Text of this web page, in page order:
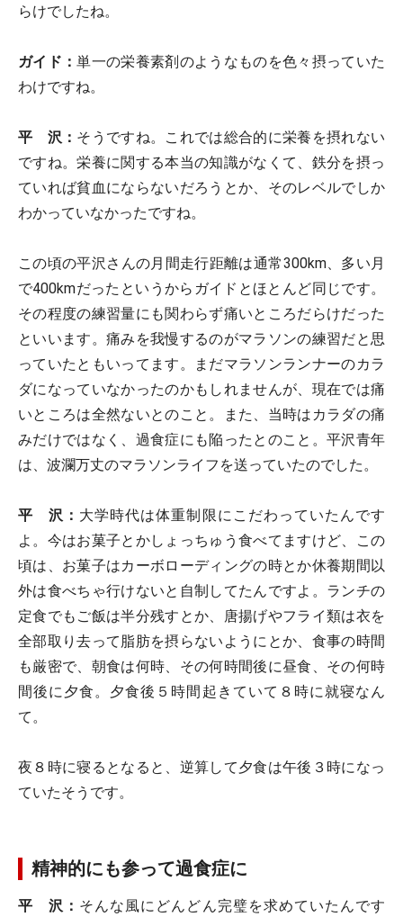
らけでしたね。
ガイド：単一の栄養素剤のようなものを色々摂っていた
わけですね。
平 沢： そうですね。これでは総合的に栄養を摂れない
ですね。栄養に関する本当の知識がなくて、鉄分を摂っ
ていれば貧血にならないだろうとか、そのレベルでしか
わかっていなかったですね。
この頃の平沢さんの月間走行距離は通常300km、多い月
で400kmだったというからガイドとほとんど同じです。
その程度の練習量にも関わらず痛いところだらけだった
といいます。痛みを我慢するのがマラソンの練習だと思
っていたともいってます。まだマラソンランナーのカラ
ダになっていなかったのかもしれませんが、現在では痛
いところは全然ないとのこと。また、当時はカラダの痛
みだけではなく、過食症にも陥ったとのこと。平沢青年
は、波瀾万丈のマラソンライフを送っていたのでした。
平 沢： 大学時代は体重制限にこだわっていたんです
よ。今はお菓子とかしょっちゅう食べてますけど、この
頃は、お菓子はカーボローディングの時とか休養期間以
外は食べちゃ行けないと自制してたんですよ。ランチの
定食でもご飯は半分残すとか、唐揚げやフライ類は衣を
全部取り去って脂肪を摂らないようにとか、食事の時間
も厳密で、朝食は何時、その何時間後に昼食、その何時
間後に夕食。夕食後５時間起きていて８時に就寝なん
て。
夜８時に寝るとなると、逆算して夕食は午後３時になっ
ていたそうです。
精神的にも参って過食症に
平 沢： そんな風にどんどん完璧を求めていたんです